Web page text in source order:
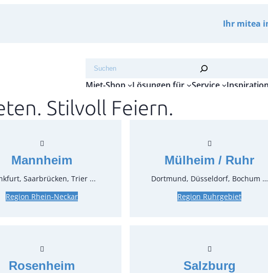
Ihr mitea
Suchen
Miet-Shop
Lösungen für Service
Tischtuch aus
fein gesäumt,
Verkaufsartikel
Artikel-Nr.:71302.00
Stilvoll Feiern.
Mannheim
Saarbrücken, Trier ...
Region Rhein-Neckar
Mülheim / Ruhr
Dortmund, Düsseldorf, Bochum …
Region Ruhrgebiet
Rosenheim Salzburg